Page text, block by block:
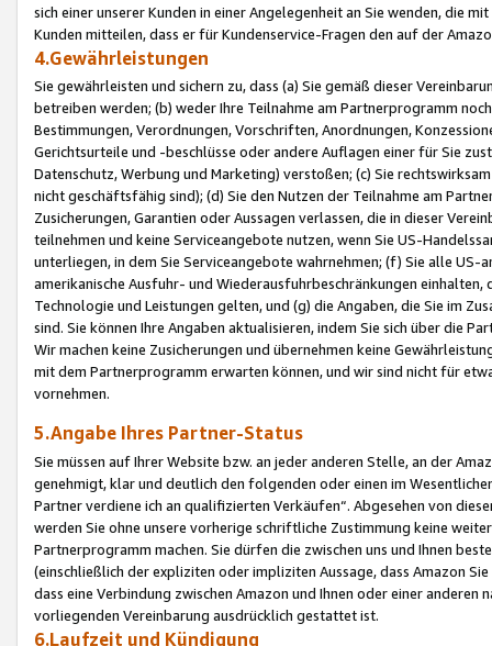
sich einer unserer Kunden in einer Angelegenheit an Sie wenden, die
Kunden mitteilen, dass er für Kundenservice-Fragen den auf der
4.Gewährleistungen
Sie gewährleisten und sichern zu, dass (a) Sie gemäß dieser
betreiben werden; (b) weder Ihre Teilnahme am Partnerprogramm
Bestimmungen, Verordnungen, Vorschriften, Anordnungen,
Gerichtsurteile und -beschlüsse oder andere Auflagen einer für Sie
Datenschutz, Werbung und Marketing) verstoßen; (c) Sie
nicht geschäftsfähig sind); (d) Sie den Nutzen der Teilnahme am
Zusicherungen, Garantien oder Aussagen verlassen, die in dieser
teilnehmen und keine Serviceangebote nutzen, wenn Sie US-
unterliegen, in dem Sie Serviceangebote wahrnehmen; (f) Sie alle
amerikanische Ausfuhr- und Wiederausfuhrbeschränkungen
Technologie und Leistungen gelten, und (g) die Angaben, die Sie im
sind. Sie können Ihre Angaben aktualisieren, indem Sie sich über die
Wir machen keine Zusicherungen und übernehmen keine
mit dem Partnerprogramm erwarten können, und wir sind nicht für
vornehmen.
5.Angabe Ihres Partner-Status
Sie müssen auf Ihrer Website bzw. an jeder anderen Stelle, an der
genehmigt, klar und deutlich den folgenden oder einen im
Partner verdiene ich an qualifizierten Verkäufen“. Abgesehen von
werden Sie ohne unsere vorherige schriftliche Zustimmung keine
Partnerprogramm machen. Sie dürfen die zwischen uns und Ihnen
(einschließlich der expliziten oder impliziten Aussage, dass Amazon
dass eine Verbindung zwischen Amazon und Ihnen oder einer
vorliegenden Vereinbarung ausdrücklich gestattet ist.
6.Laufzeit und Kündigung